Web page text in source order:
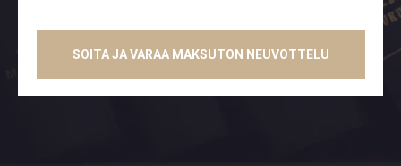
SOITA JA VARAA MAKSUTON NEUVOTTELU